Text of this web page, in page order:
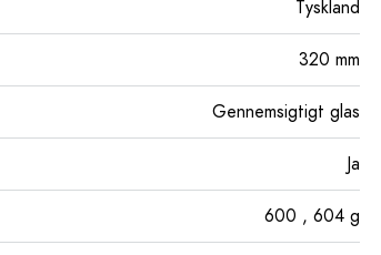
Tyskland
320 mm
Gennemsigtigt glas
Ja
600 , 604 g